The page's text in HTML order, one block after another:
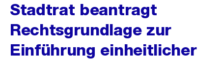
Stadtrat beantragt
Rechtsgrundlage zur
Einführung einheitlicher